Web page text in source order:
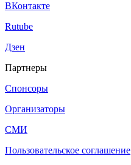
ВКонтакте
Rutube
Дзен
Партнеры
Спонсоры
Организаторы
СМИ
Пользовательское соглашение